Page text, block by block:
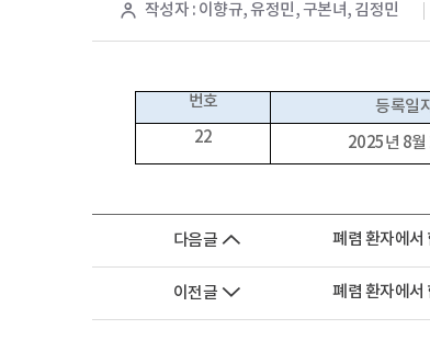
작성자 : 이향규, 유정민, 구본녀, 김정민
번호 등록일
22
2025년 8월
다음글 폐렴 환자에서
이전글 폐렴 환자에서